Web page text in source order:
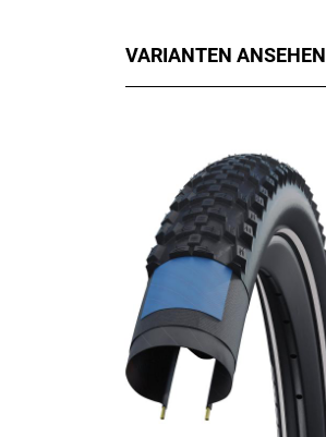
VARIANTEN ANSEHEN